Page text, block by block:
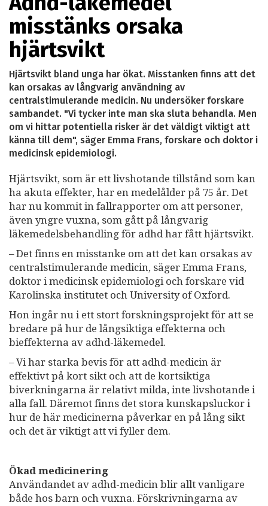
misstänks orsaka
hjärtsvikt
Hjärtsvikt bland unga har ökat. Misstanken finns att det
kan orsakas av långvarig användning av
centralstimulerande medicin. Nu undersöker forskare
sambandet. "Vi tycker inte man ska sluta behandla. Men
om vi hittar potentiella risker är det väldigt viktigt att
känna till dem", säger Emma Frans, forskare och doktor i
medicinsk epidemiologi.
Hjärtsvikt, som är ett livshotande tillstånd som kan
ha akuta effekter, har en medelålder på 75 år. Det
har nu kommit in fallrapporter om att personer,
även yngre vuxna, som gått på långvarig
läkemedelsbehandling för adhd har fått hjärtsvikt.
– Det finns en misstanke om att det kan orsakas av
centralstimulerande medicin, säger Emma Frans,
doktor i medicinsk epidemiologi och forskare vid
Karolinska institutet och University of Oxford.
Hon ingår nu i ett stort forskningsprojekt för att se
bredare på hur de långsiktiga effekterna och
bieffekterna av adhd-läkemedel.
– Vi har starka bevis för att adhd-medicin är
effektivt på kort sikt och att de kortsiktiga
biverkningarna är relativt milda, inte livshotande i
alla fall. Däremot finns det stora kunskapsluckor i
hur de här medicinerna påverkar en på lång sikt
och det är viktigt att vi fyller dem.
Ökad medicinering
Användandet av adhd-medicin blir allt vanligare
både hos barn och vuxna. Förskrivningarna av